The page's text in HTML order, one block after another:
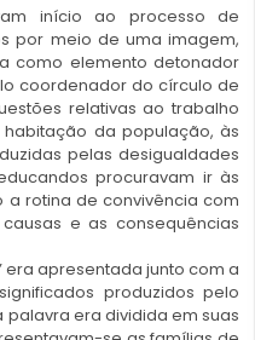
início ao processo de
por meio de uma imagem,
como elemento detonador
coordenador do círculo de
relativas ao trabalho
da população, às
pelas desigualdades
procuravam ir às
rotina de convivência com
e as consequências
era apresentada junto com a
produzidos pelo
era dividida em suas